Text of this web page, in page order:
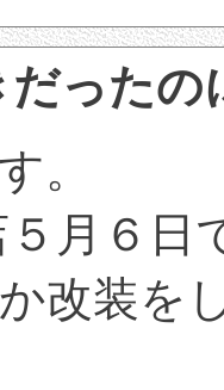
だったの
。
５月６日
改装を